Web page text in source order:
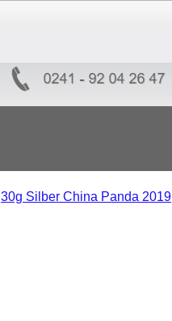
30g Silber China Panda 2019